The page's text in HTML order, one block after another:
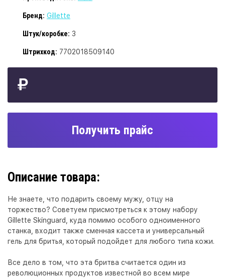
Бренд: Gillette
Штук/коробке: 3
Штрихкод: 7702018509140
Получить прайс
Описание товара:
Не знаете, что подарить своему мужу, отцу на
торжество? Советуем присмотреться к этому набору
Gillette Skinguard, куда помимо особого одноименного
станка, входит также сменная кассета и универсальный
гель для бритья, который подойдет для любого типа кожи.
Все дело в том, что эта бритва считается один из
революционных продуктов известной во всем мире